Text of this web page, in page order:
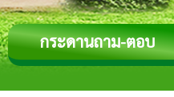
กระดานถาม-ตอบ